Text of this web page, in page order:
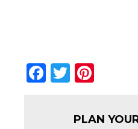
Facebook
Twitter
PLAN